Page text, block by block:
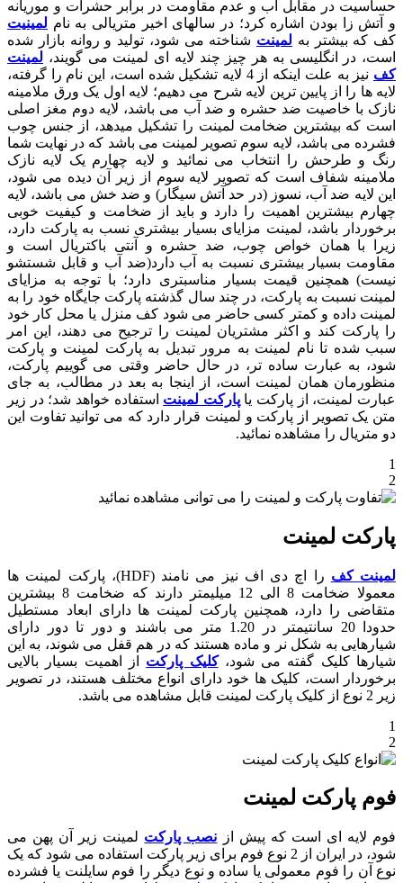
حساسیت در مقابل آب و عدم مقاومت در برابر حشرات و موریانه
و آتش زا بودن اشاره کرد؛ در سالهای اخیر متریالی به نام لمینیت
کف که بیشتر به لمینت شناخته می شود، تولید و روانه بازار شده
است، در انگلیسی به هر چیز چند لایه ای لمینت می گویند، لمینت
کف
نیز به علت اینکه از 4 لایه تشکیل شده است، این نام را گرفته،
لایه ها را از پایین ترین لایه شرح می دهیم؛ لایه اول یک ورق ملامینه
نازک با خاصیت ضد حشره و ضد آب می باشد، لایه دوم مغز اصلی
است که بیشترین ضخامت لمینت را تشکیل میدهد، از جنس چوب
فشرده می باشد، لایه سوم تصویر لمینت می باشد که در نهایت شما
رنگ و طرحش را انتخاب می نمائید و لایه چهارم یک لایه نازک
ملامینه شفاف است که تصویر لایه سوم از زیر آن دیده می شود،
این لایه ضد آب، نسوز (در حد آتش سیگار) و ضد خش می باشد، لایه
چهارم بیشترین اهمیت را دارد و باید از ضخامت و کیفیت خوبی
برخوردار باشد، لمینت مزایای بسیار بیشتری نسب به پارکت دارد،
زیرا با همان خواص چوب، ضد حشره و آنتی باکتریال است و
مقاومت بسیار بیشتری نسبت به آب دارد(ضد آب و قابل شستشو
نیست) همچنین قیمت بسیار مناسبتری دارد؛ با توجه به مزایای
لمینت نسبت به پارکت، در چند سال گذشته پارکت جایگاه خود را به
لمینت داده و کمتر کسی حاضر می شود کف منزل یا محل کار خود
را پارکت کند و اکثر مشتریان لمینت را ترجیح می دهند، این امر
سبب شده تا نام لمینت به مرور تبدیل به پارکت لمینت و پارکت
شود، به عبارت ساده تر، در حال حاضر وقتی می گوییم پارکت،
منظورمان همان لمینت است، از اینجا به بعد در مطالب، به جای
عبارت لمینت، از پارکت یاپارکت لمینت استفاده خواهد شد؛ در زیر
متن یک تصویر از پارکت و لمینت قرار دارد که می توانید تفاوت این
دو متریال را مشاهده نمائید.
1
2
پارکت لمینت
لمینت کف
را اچ دی اف نیز می نامند (HDF)، پارکت لمینت ها
معمولا ضخامت 8 الی 12 میلیمتر دارند که ضخامت 8 بیشترین
متقاضی را دارد، همچنین پارکت لمینت ها دارای ابعاد مستطیل
حدودا 20 سانتیمتر در 1.20 متر می باشند و دور تا دور دارای
شیارهایی به شکل نر و ماده هستند که در هم قفل می شوند، به این
شیارها کلیک گفته می شود،کلیک پارکت از اهمیت بسیار بالایی
برخوردار است، کلیک ها خود دارای انواع مختلف هستند، در تصویر
زیر 2 نوع از کلیک پارکت لمینت قابل مشاهده می باشد.
1
2
فوم پارکت لمینت
فوم لایه ای است که پیش از نصب پارکت لمینت زیر آن پهن می
شود، در ایران از 2 نوع فوم برای زیر پارکت استفاده می شود که یک
نوع آن را فوم معمولی یا ساده و نوع دیگر را فوم سایلنت یا فشرده